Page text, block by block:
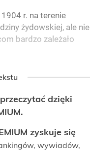
r. na terenie
żydowskiej, ale nie
bardzo zależało
dzięki
zyskuje się
wywiadów,